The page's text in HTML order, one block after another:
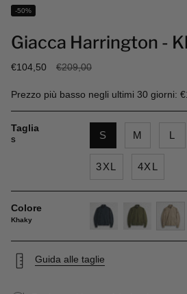
-50%
Giacca Harrington -
€104,50
Prezzo
€209,00
Prezzo più basso negli ultimi 30 giorni:
Taglia
S S M L
3XL 4XL
Colore
Khaky
Guida alle taglie